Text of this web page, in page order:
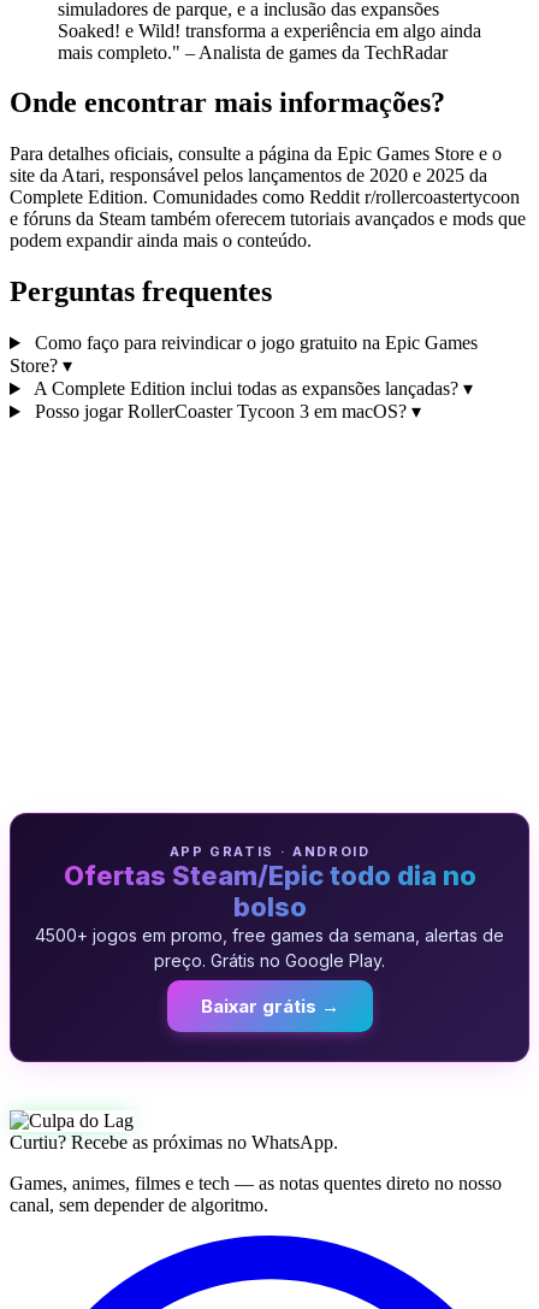
simuladores de parque, e a inclusão das expansões
Soaked! e Wild! transforma a experiência em algo ainda
mais completo." – Analista de games da TechRadar
Onde encontrar mais informações?
Para detalhes oficiais, consulte a página da Epic Games Store e o
site da Atari, responsável pelos lançamentos de 2020 e 2025 da
Complete Edition. Comunidades como Reddit r/rollercoastertycoon
e fóruns da Steam também oferecem tutoriais avançados e mods que
podem expandir ainda mais o conteúdo.
Perguntas frequentes
Como faço para reivindicar o jogo gratuito na Epic Games
Store? ▾
A Complete Edition inclui todas as expansões lançadas? ▾
Posso jogar RollerCoaster Tycoon 3 em macOS? ▾
APP GRATIS · ANDROID
Ofertas Steam/Epic todo dia no
bolso
4500+ jogos em promo, free games da semana, alertas de
preço. Grátis no Google Play.
Baixar grátis →
Curtiu? Recebe as próximas no WhatsApp.
Games, animes, filmes e tech — as notas quentes direto no nosso
canal, sem depender de algoritmo.